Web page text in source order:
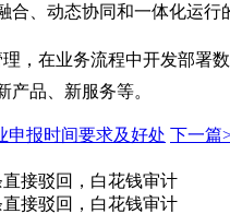
合、动态协同和一体化运行
理，在业务流程中开发部署
产品、新服务等。
申报时间要求及好处 下一篇
接驳回，白花钱审计
接驳回，白花钱审计